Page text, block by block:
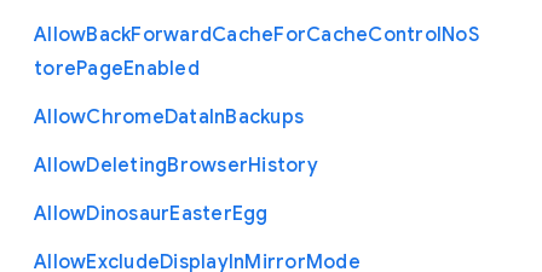
AllowBackForwardCacheForCacheControlNoS
torePageEnabled
AllowChromeDataInBackups
AllowDeletingBrowserHistory
AllowDinosaurEasterEgg
AllowExcludeDisplayInMirrorMode